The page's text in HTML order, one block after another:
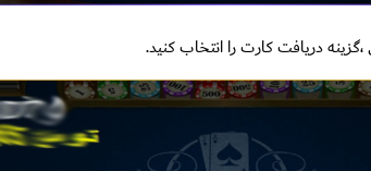
دریافت کارت را انتخاب کنید.